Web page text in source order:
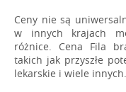
Ceny nie są
w innych krajach
różnice. Cena Fila
takich jak przyszłe
lekarskie i wiele innych.